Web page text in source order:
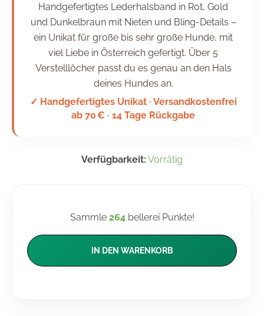
Handgefertigtes Lederhalsband in Rot, Gold
und Dunkelbraun mit Nieten und Bling-Details –
ein Unikat für große bis sehr große Hunde, mit
viel Liebe in Österreich gefertigt. Über 5
Verstelllöcher passt du es genau an den Hals
deines Hundes an.
✓ Handgefertigtes Unikat · Versandkostenfrei
ab 70 € · 14 Tage Rückgabe
Verfügbarkeit: Vorrätig
Sammle 264bellerei Punkte!
IN DEN WARENKORB